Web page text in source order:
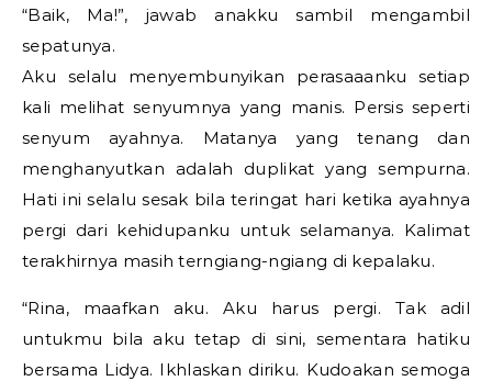
“Baik, Ma!”, jawab anakku sambil mengambil
sepatunya.
Aku selalu menyembunyikan perasaaanku setiap
kali melihat senyumnya yang manis. Persis seperti
senyum ayahnya. Matanya yang tenang dan
menghanyutkan adalah duplikat yang sempurna.
Hati ini selalu sesak bila teringat hari ketika ayahnya
pergi dari kehidupanku untuk selamanya. Kalimat
terakhirnya masih terngiang-ngiang di kepalaku.
“Rina, maafkan aku. Aku harus pergi. Tak adil
untukmu bila aku tetap di sini, sementara hatiku
bersama Lidya. Ikhlaskan diriku. Kudoakan semoga